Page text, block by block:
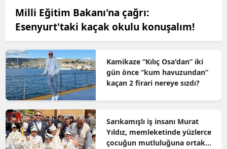
Milli Eğitim Bakanı'na çağrı:
Esenyurt'taki kaçak okulu konuşalım!
Kamikaze “Kılıç Osa'dan” iki
gün önce “kum havuzundan”
kaçan 2 firari nereye sızdı?
Sarıkamışlı iş insanı Murat
Yıldız, memleketinde yüzlerce
çocuğun mutluluğuna ortak